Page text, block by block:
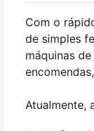
Com o
de simples
máquinas
Atualmente,